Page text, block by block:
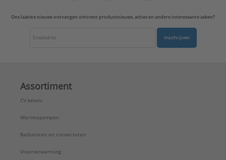
Ons laatste nieuws ontvangen omtrent productnieuws, acties en andere interessante zaken?
Inschrijven
Assortiment
CV-ketels
Warmtepompen
Radiatoren en convectoren
Vloerverwarming